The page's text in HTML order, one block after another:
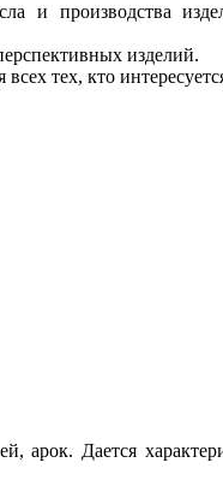
и производства
изделий.
тех, кто
Дается